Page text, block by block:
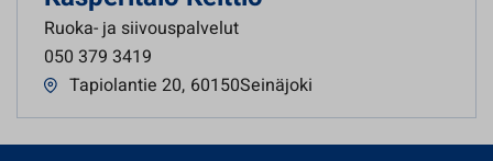
Ruoka- ja siivouspalvelut
050 379 3419
Tapiolantie 20, 60150Seinäjoki